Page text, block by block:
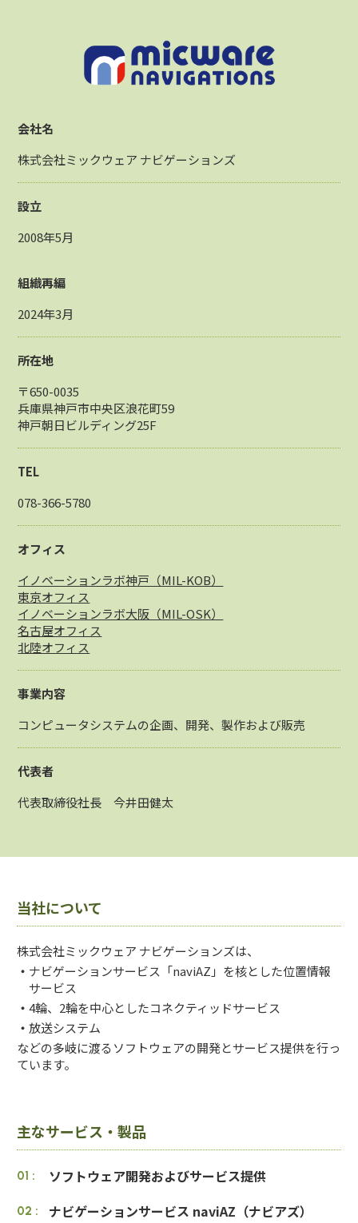
会社名
株式会社ミックウェア ナビゲーションズ
設立
2008年5月
組織再編
2024年3月
所在地
〒650-0035
兵庫県神戸市中央区浪花町59
神戸朝日ビルディング25F
TEL
078-366-5780
オフィス
イノベーションラボ神戸（MIL-KOB）
東京オフィス
イノベーションラボ大阪（MIL-OSK）
名古屋オフィス
北陸オフィス
事業内容
コンピュータシステムの企画、開発、製作および販売
代表者
代表取締役社長 今井田健太
当社について
株式会社ミックウェア ナビゲーションズは、
・ ナビゲーションサービス「naviAZ」を核とした位置情報
サービス
・4輪、2輪を中心としたコネクティッドサービス
・放送システム
などの多岐に渡るソフトウェアの開発とサービス提供を行っ
ています。
主なサービス・製品
ソフトウェア開発およびサービス提供
ナビゲーションサービス naviAZ（ナビアズ）